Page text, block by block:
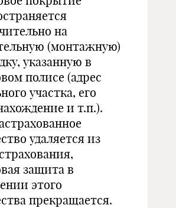
на
(монтажную)
указанную в
полисе (адрес
участка, его
и т.п.).
удаляется из
защита в
этого
прекращается.